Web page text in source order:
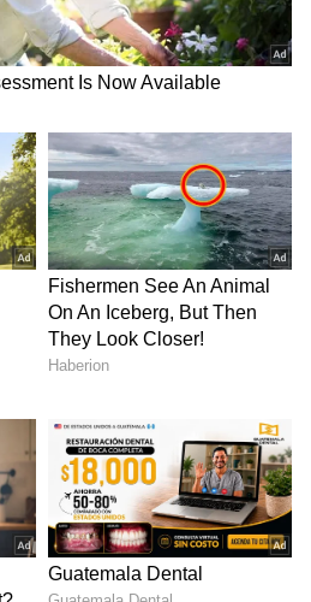
ಸ್ಥಾಪಿಸಿ ಮತ್ತು
ನಿಮಗೆ ರಾತ್ರಿ ನಿದ್ರೆ
ನಿಮ್ಮ ದಿಂಬಿನ ಮೇಲೆ ಸ್ವಲ್ಪ
ಮತ್ತು ಮರುದಿನ ಬೆಳಿಗ್ಗೆ
ಮೂಲಕ ರಾಹುವಿನ ಕೆಟ್ಟ
ಸಾಧ್ಯ. ಇದರಿಂದ ನೀವು
ಆರ್ಥಿಕ ಮತ್ತು ದೈಹಿಕ
18,000 ಬಾರಿ ಪಠಿಸುವುದು